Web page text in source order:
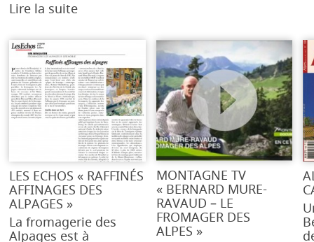
Lire la suite
LES ECHOS « RAFFINÉS
AFFINAGES DES
ALPAGES »
La fromagerie des
Alpages est à
MONTAGNE TV
« BERNARD MURE-
RAVAUD – LE
FROMAGER DES
ALPES »